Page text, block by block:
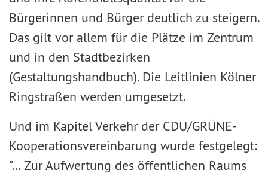
Bürgerinnen und Bürger deutlich zu steigern.
Das gilt vor allem für die Plätze im Zentrum
und in den Stadtbezirken
(Gestaltungshandbuch). Die Leitlinien Kölner
Ringstraßen werden umgesetzt.
Und im Kapitel Verkehr der CDU/GRÜNE-
Kooperationsvereinbarung wurde festgelegt:
"… Zur Aufwertung des öffentlichen Raums